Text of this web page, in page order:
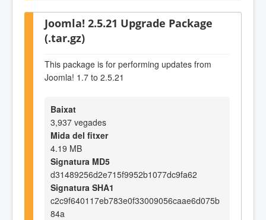
Joomla! 2.5.21 Upgrade Package
(.tar.gz)
This package is for performing updates from
Joomla! 1.7 to 2.5.21
Baixat
3,937 vegades
Mida del fitxer
4.19 MB
Signatura MD5
d31489256d2e715f9952b1077dc9fa62
Signatura SHA1
c2c9f640117eb783e0f33009056caae6d075b
84a